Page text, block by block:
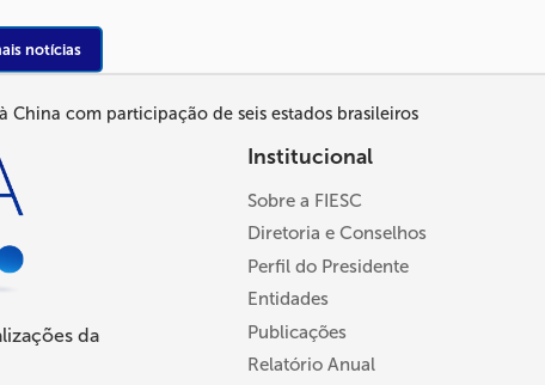
notícias
China com participação de seis estados brasileiros
da
Institucional
Sobre a FIESC
Diretoria e Conselhos
Perfil do Presidente
Entidades
Publicações
Relatório Anual